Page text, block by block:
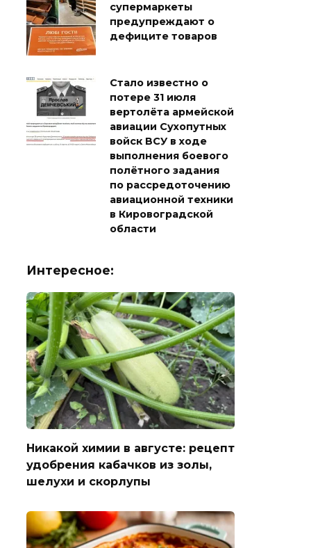
супермаркеты
предупреждают о
дефиците товаров
Стало известно о
потере 31 июля
вертолёта армейской
авиации Сухопутных
войск ВСУ в ходе
выполнения боевого
полётного задания
по рассредоточению
авиационной техники
в Кировоградской
области
Интересное:
Никакой химии в августе: рецепт
удобрения кабачков из золы,
шелухи и скорлупы